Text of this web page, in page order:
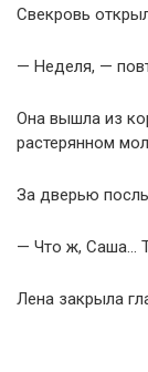
Свекровь
— Неделя, —
Она вышла из
растерянном
За дверью
— Что ж, Саша…
Лена закрыла